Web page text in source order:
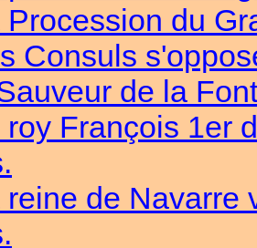
Procession du
Consuls
de la
roy François 1er
reine de Navarre